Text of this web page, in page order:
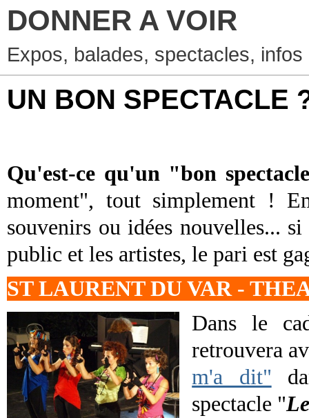
DONNER A VOIR
Expos, balades, spectacles, infos
UN BON SPECTACLE
Qu'est-ce qu'un "bon
moment", tout simplement !
souvenirs ou idées nouvelles...
public et les artistes, le pari est
ST LAURENT DU VAR -
Dans le
retrouvera
m'a dit"
spectacle "